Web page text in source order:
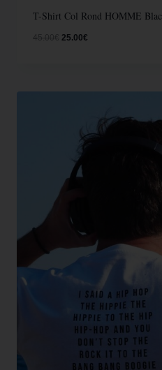
T-Shirt Col Rond HOMME
25.00€